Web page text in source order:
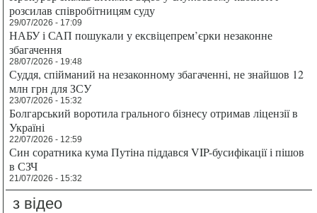
розсилав співробітницям суду
29/07/2026 - 17:09
НАБУ і САП пошукали у ексвіцепрем’єрки незаконне
збагачення
28/07/2026 - 19:48
Суддя, спійманий на незаконному збагаченні, не знайшов 12
млн грн для ЗСУ
23/07/2026 - 15:32
Болгарський воротила грального бізнесу отримав ліцензії в
Україні
22/07/2026 - 12:59
Син соратника кума Путіна піддався VIP-бусифікації і пішов
в СЗЧ
21/07/2026 - 15:32
з відео